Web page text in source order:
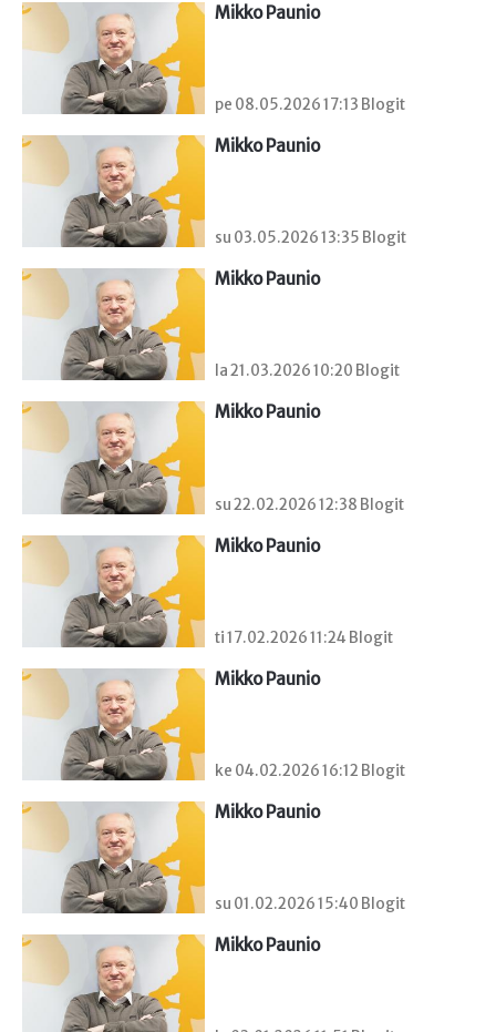
Mikko Paunio
pe 08.05.2026 17:13 Blogit
Mikko Paunio
su 03.05.2026 13:35 Blogit
Mikko Paunio
la 21.03.2026 10:20 Blogit
Mikko Paunio
su 22.02.2026 12:38 Blogit
Mikko Paunio
ti 17.02.2026 11:24 Blogit
Mikko Paunio
ke 04.02.2026 16:12 Blogit
Mikko Paunio
su 01.02.2026 15:40 Blogit
Mikko Paunio